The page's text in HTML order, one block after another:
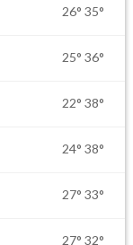
26° 35°
25° 36°
22° 38°
24° 38°
27° 33°
27° 32°